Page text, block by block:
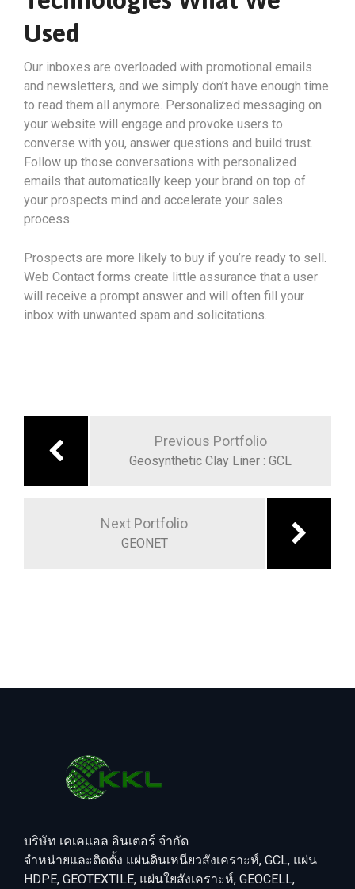
Used
Our inboxes are overloaded with promotional emails
and newsletters, and we simply don’t have enough time
to read them all anymore. Personalized messaging on
your website will engage and provoke users to
converse with you, answer questions and build trust.
Follow up those conversations with personalized
emails that automatically keep your brand on top of
your prospects mind and accelerate your sales
process.
Prospects are more likely to buy if you’re ready to sell.
Web Contact forms create little assurance that a user
will receive a prompt answer and will often fill your
inbox with unwanted spam and solicitations.
navigationPrevious Portfolio
Geosynthetic Clay Liner : GCL
Next Portfolio
GEONET
บริษัท เคเคแอล อินเตอร์ จำกัด
จำหน่ายและติดตั้ง แผ่นดินเหนียวสังเคราะห์, GCL, แผ่น
HDPE, GEOTEXTILE, แผ่นใยสังเคราะห์, GEOCELL,